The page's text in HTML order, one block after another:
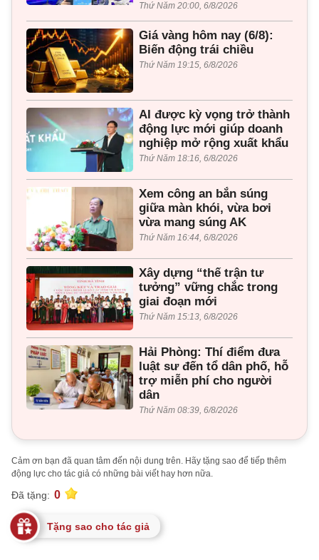
Thứ Năm 20:00, 6/8/2026
Giá vàng hôm nay (6/8):
Biến động trái chiều
Thứ Năm 19:15, 6/8/2026
AI được kỳ vọng trở thành
động lực mới giúp doanh
nghiệp mở rộng xuất khẩu
Thứ Năm 18:16, 6/8/2026
Xem công an bắn súng
giữa màn khói, vừa bơi
vừa mang súng AK
Thứ Năm 16:44, 6/8/2026
Xây dựng “thế trận tư
tưởng” vững chắc trong
giai đoạn mới
Thứ Năm 15:13, 6/8/2026
Hải Phòng: Thí điểm đưa
luật sư đến tổ dân phố, hỗ
trợ miễn phí cho người
dân
Thứ Năm 08:39, 6/8/2026
Cảm ơn bạn đã quan tâm đến nội dung trên. Hãy tặng sao để tiếp thêm
động lực cho tác giả có những bài viết hay hơn nữa.
Đã tặng: 0
Tặng sao cho tác giả